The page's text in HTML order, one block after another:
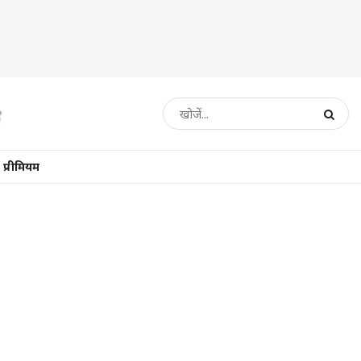
प्रीमियम